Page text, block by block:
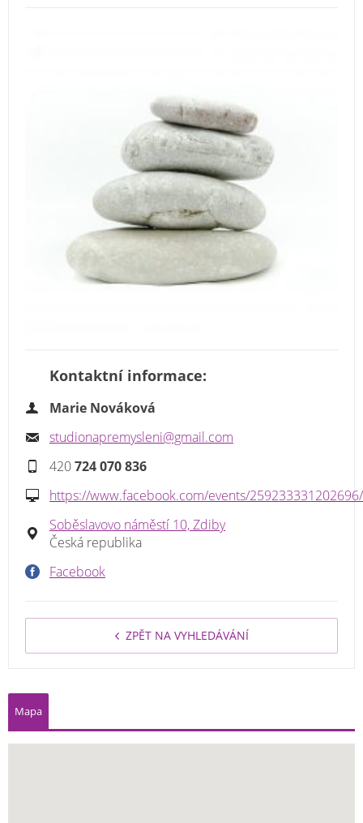
Kontaktní informace:
Marie Nováková
studionapremysleni@gmail.com
420724 070 836
https://www.facebook.com/events/259233331202696/
Soběslavovo náměstí 10, Zdiby
Česká republika
Facebook
ZPĚT NA VYHLEDÁVÁNÍ
Mapa